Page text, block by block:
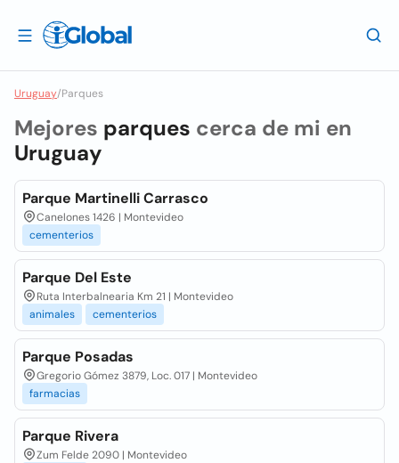
Uruguay/Parques
Mejores parques cerca de mi en
Uruguay
Parque Martinelli Carrasco
Canelones 1426 | Montevideo
cementerios
Parque Del Este
Ruta Interbalnearia Km 21 | Montevideo
animales
cementerios
Parque Posadas
Gregorio Gómez 3879, Loc. 017 | Montevideo
farmacias
Parque Rivera
Zum Felde 2090 | Montevideo